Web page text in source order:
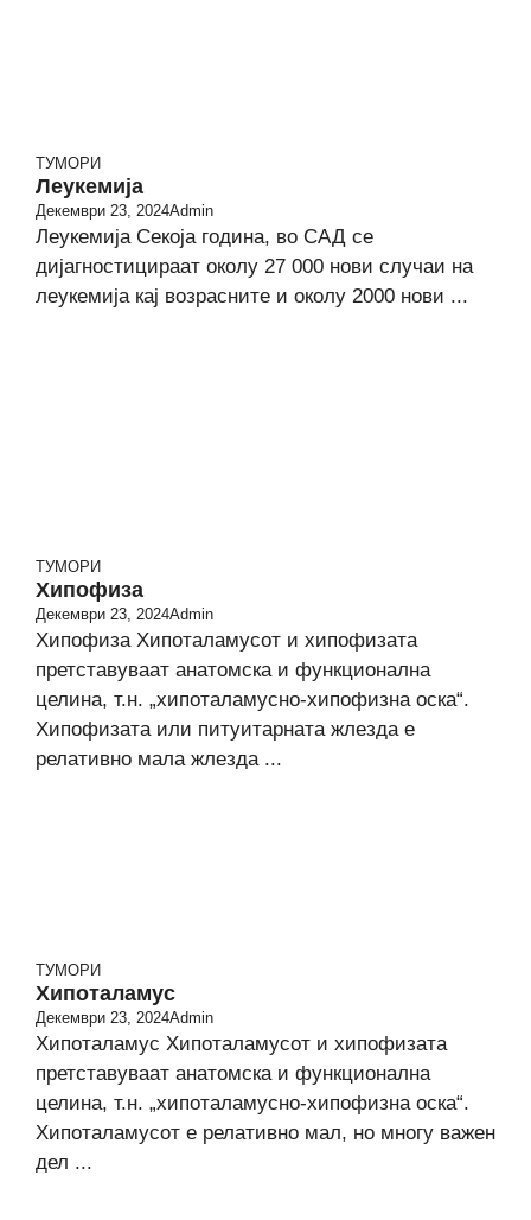
ТУМОРИ
Леукемија
Декември 23, 2024Admin
Леукемија Секоја година, во САД се
дијагностицираат околу 27 000 нови случаи на
леукемија кај возрасните и околу 2000 нови ...
ТУМОРИ
Хипофиза
Декември 23, 2024Admin
Хипофиза Хипоталамусот и хипофизата
претставуваат анатомска и фyнкционална
целина, т.н. „хипоталамусно-хипофизна оска“.
Хипофизата или питуитарната жлезда е
релативно мала жлезда ...
ТУМОРИ
Хипоталамус
Декември 23, 2024Admin
Хипоталамус Хипоталамусот и хипофизата
претставуваат анатомска и фyнкционална
целина, т.н. „хипоталамусно-хипофизна оска“.
Хипоталамусот е релативно мал, но многу важен
дел ...